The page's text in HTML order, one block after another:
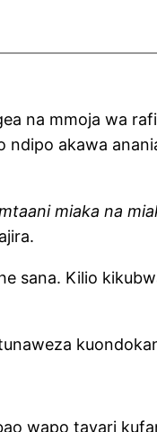
na mmoja wa
ndipo akawa
miaka na
sana. Kilio
wapo tayari